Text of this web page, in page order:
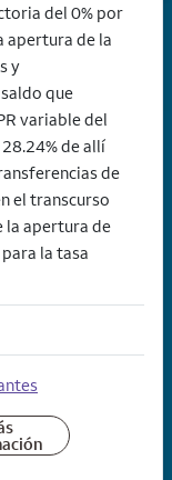
del 0% por
apertura de la
y
que
variable del
de allí
de
el transcurso
la apertura de
la tasa